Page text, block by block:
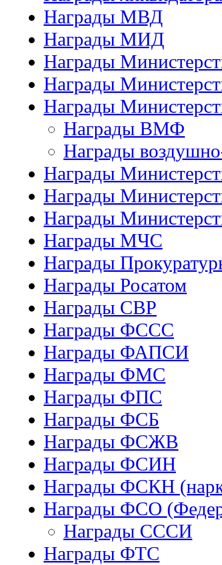
Награды МВД
Награды МИД
Награды
Награды
Награды
Награды ВМФ
Награды
Награды
Награды
Награды
Награды МЧС
Награды
Награды Росатом
Награды СВР
Награды ФCСС
Награды ФАПСИ
Награды ФМС
Награды ФПС
Награды ФСБ
Награды ФСЖВ
Награды ФСИН
Награды ФСКН
Награды ФСО
Награды СССИ
Награды ФТС